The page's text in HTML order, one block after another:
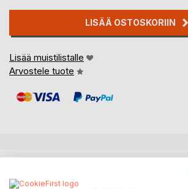
LISÄÄ OSTOSKORIIN
Lisää muistilistalle
Arvostele tuote